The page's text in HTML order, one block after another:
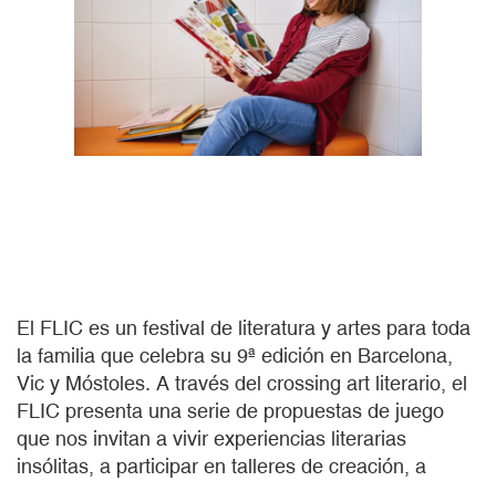
El FLIC es un festival de literatura y artes para toda
la familia que celebra su 9ª edición en Barcelona,
Vic y Móstoles. A través del crossing art literario, el
FLIC presenta una serie de propuestas de juego
que nos invitan a vivir experiencias literarias
insólitas, a participar en talleres de creación, a